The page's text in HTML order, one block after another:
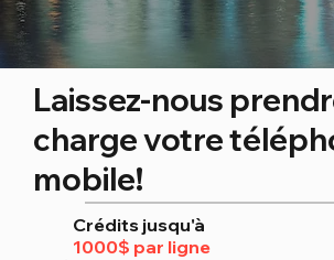
Laissez-nous
charge votre
mobile!
Crédits jusqu'à
1000$ par ligne